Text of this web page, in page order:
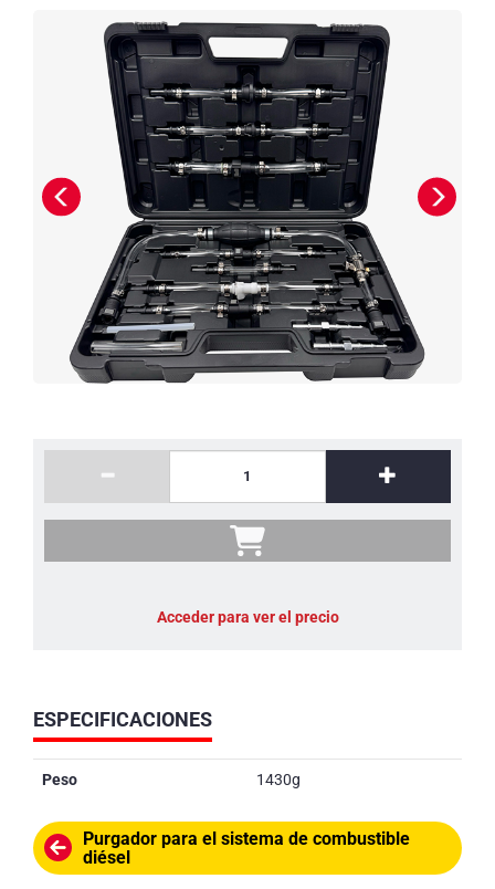
ESPECIFICACIONES
Peso 1430g
Purgador para el sistema de combustible
diésel
Acceder para ver el precio